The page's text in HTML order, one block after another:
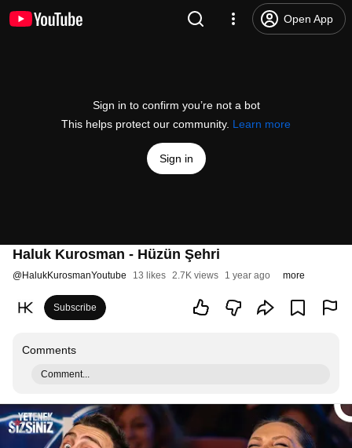
Open App
Sign in to confirm you’re not a bot
This helps protect our community. Learn more
Sign in
Haluk Kurosman - Hüzün Şehri
@HalukKurosmanYoutube 13 likes 2.7K views 1 year ago more
Subscribe
Comments
Comment...